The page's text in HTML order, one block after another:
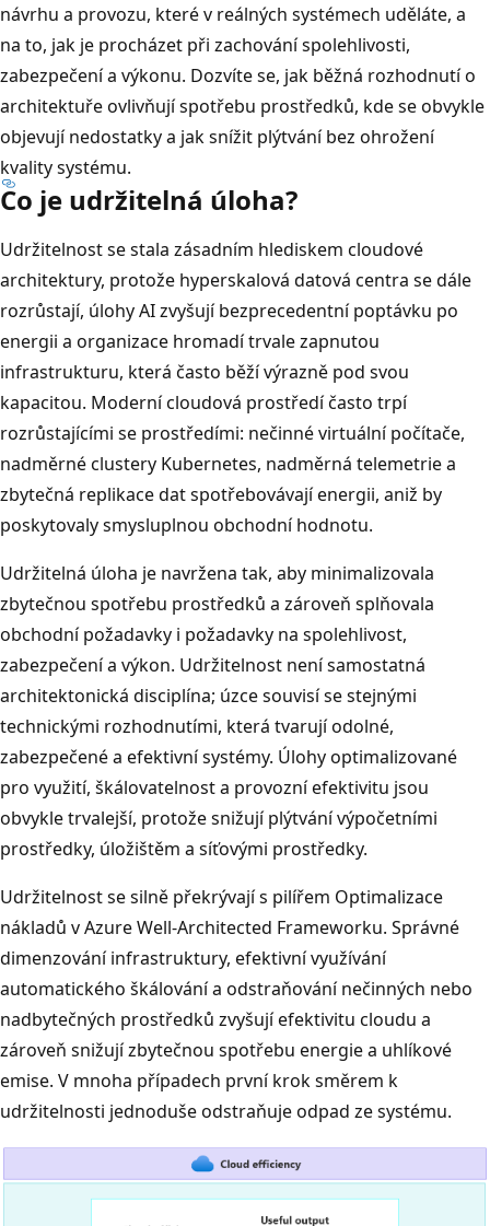
návrhu a provozu, které v reálných systémech uděláte, a
na to, jak je procházet při zachování spolehlivosti,
zabezpečení a výkonu. Dozvíte se, jak běžná rozhodnutí o
architektuře ovlivňují spotřebu prostředků, kde se obvykle
objevují nedostatky a jak snížit plýtvání bez ohrožení
kvality systému.
Co je udržitelná úloha?
Udržitelnost se stala zásadním hlediskem cloudové
architektury, protože hyperskalová datová centra se dále
rozrůstají, úlohy AI zvyšují bezprecedentní poptávku po
energii a organizace hromadí trvale zapnutou
infrastrukturu, která často běží výrazně pod svou
kapacitou. Moderní cloudová prostředí často trpí
rozrůstajícími se prostředími: nečinné virtuální počítače,
nadměrné clustery Kubernetes, nadměrná telemetrie a
zbytečná replikace dat spotřebovávají energii, aniž by
poskytovaly smysluplnou obchodní hodnotu.
Udržitelná úloha je navržena tak, aby minimalizovala
zbytečnou spotřebu prostředků a zároveň splňovala
obchodní požadavky i požadavky na spolehlivost,
zabezpečení a výkon. Udržitelnost není samostatná
architektonická disciplína; úzce souvisí se stejnými
technickými rozhodnutími, která tvarují odolné,
zabezpečené a efektivní systémy. Úlohy optimalizované
pro využití, škálovatelnost a provozní efektivitu jsou
obvykle trvalejší, protože snižují plýtvání výpočetními
prostředky, úložištěm a síťovými prostředky.
Udržitelnost se silně překrývají s pilířem Optimalizace
nákladů v Azure Well-Architected Frameworku. Správné
dimenzování infrastruktury, efektivní využívání
automatického škálování a odstraňování nečinných nebo
nadbytečných prostředků zvyšují efektivitu cloudu a
zároveň snižují zbytečnou spotřebu energie a uhlíkové
emise. V mnoha případech první krok směrem k
udržitelnosti jednoduše odstraňuje odpad ze systému.